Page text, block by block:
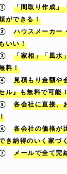
①
「間取り作成」
ができる！
②
ハウスメーカー
いい！
③
「家相」「風水
料！
④
見積もり金額や
ル』も無料で可能
⑤
各会社に直接、
⑥
各会社の価格が
き納得のいく家づ
⑦
メールで全て完